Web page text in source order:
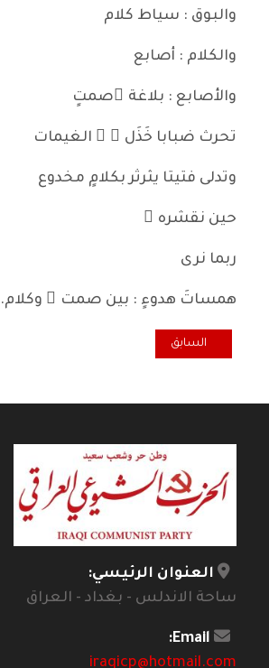
والبوق : سياط كلام
والكلام : أصابع
والأصابع : بلاغة ُصمتٍ
تحرث ضبابا خَذَل َ َ الغيمات
وتدلى فتيتا يثرثر بكلامٍ مخدوع
حين نقشره ُ
ربما نرى
همساتَ هدوءٍ : بين صمت ٍ وكلام.
المقال السابق: عبد الاله لعيبي واقعية
السابق
العنوان الرئيسي:
ساحة الاندلس - بغداد - العراق
Email:
iraqicp@hotmail.com